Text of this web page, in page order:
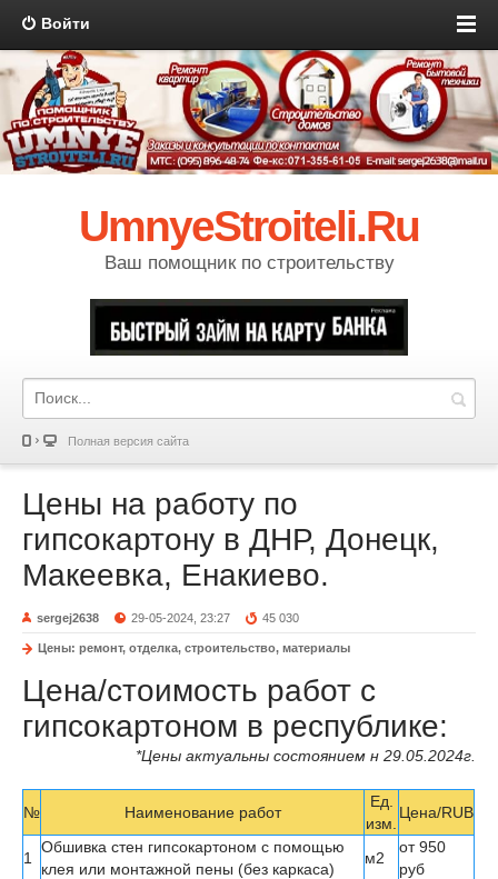
Войти
UmnyeStroiteli.Ru
Ваш помощник по строительству
Полная версия сайта
Цены на работу по
гипсокартону в ДНР, Донецк,
Макеевка, Енакиево.
sergej2638 29-05-2024, 23:27 45 030
Цены: ремонт, отделка, строительство, материалы
Цена/стоимость работ с
гипсокартоном в республике:
*Цены актуальны состоянием н 29.05.2024г.
№ Наименование работ
Ед.
изм.
Цена/RUB
1
Обшивка стен гипсокартоном с помощью
клея или монтажной пены (без каркаса)
м2
от 950
руб